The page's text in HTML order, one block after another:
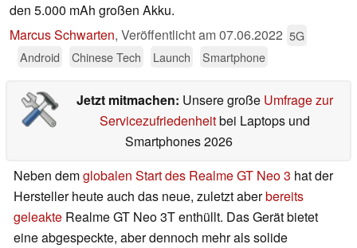
den 5.000 mAh großen Akku.
Marcus Schwarten, Veröffentlicht am07.06.2022 5G
Android
Chinese Tech Launch Smartphone
Jetzt mitmachen: Unsere große Umfrage zur
Servicezufriedenheitbei Laptops und
Smartphones 2026
Neben demglobalen Start des Realme GT Neo 3 hat der
Hersteller heute auch das neue, zuletzt aberbereits
geleakte Realme GT Neo 3T enthüllt. Das Gerät bietet
eine abgespeckte, aber dennoch mehr als solide